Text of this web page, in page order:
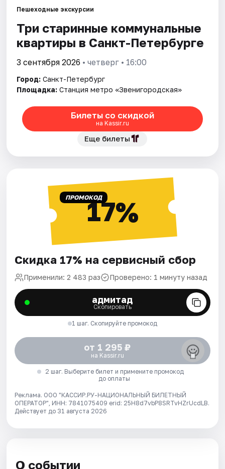
Города
Площадки
Рейтинги
Пешеходные экскурсии
Три старинные коммунальные
квартиры в Санкт-Петербурге
3 сентября 2026 • четверг • 16:00
Город: Санкт-Петербург
Площадка: Станция метро «Звенигородская»
Билеты со скидкой
на Kassir.ru
Еще билеты
ПРОМОКОД17%
Скидка 17% на сервисный сбор
Применили: 2 483 раз Проверено: 1 минуту назад
адмитад
Скопировать
1 шаг. Скопируйте промокод
от 1 295 ₽
на Kassir.ru
2 шаг. Выберите билет и примените промокод
до оплаты
Реклама. ООО "КАССИР.РУ-НАЦИОНАЛЬНЫЙ БИЛЕТНЫЙ
ОПЕРАТОР", ИНН: 7841075409 erid: 25H8d7vbP8SRTvHZrUcdLB.
Действует до 31 августа 2026
О событии